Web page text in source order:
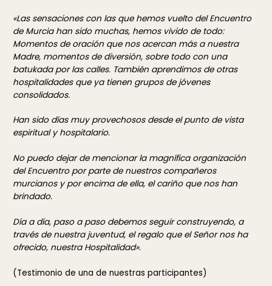
«Las sensaciones con las que hemos vuelto del Encuentro
de Murcia han sido muchas, hemos vivido de todo:
Momentos de oración que nos acercan más a nuestra
Madre, momentos de diversión, sobre todo con una
batukada por las calles. También aprendimos de otras
hospitalidades que ya tienen grupos de jóvenes
consolidados.
Han sido días muy provechosos desde el punto de vista
espiritual y hospitalario.
No puedo dejar de mencionar la magnífica organización
del Encuentro por parte de nuestros compañeros
murcianos y por encima de ella, el cariño que nos han
brindado.
Día a día, paso a paso debemos seguir construyendo, a
través de nuestra juventud, el regalo que el Señor nos ha
ofrecido, nuestra Hospitalidad».
(Testimonio de una de nuestras participantes)